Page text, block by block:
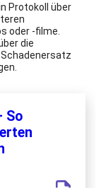
Protokoll über
oder -filme.
die
So